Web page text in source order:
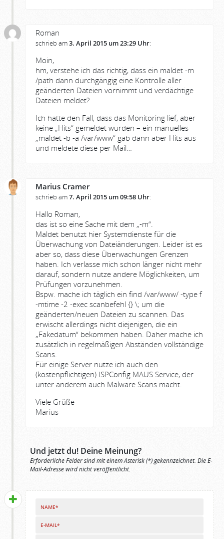
Roman
schrieb am3. April 2015 um 23:29 Uhr:
Moin,
hm, verstehe ich das richtig, dass ein maldet -m
/path dann durchgängig eine Kontrolle aller
geänderten Dateien vornimmt und verdächtige
Dateien meldet?
Ich hatte den Fall, dass das Monitoring lief, aber
keine „Hits“ gemeldet wurden – ein manuelles
„maldet -b -a /var/www“ gab dann aber Hits aus
und meldete diese per Mail…
Marius Cramer
schrieb am7. April 2015 um 09:58 Uhr:
Hallo Roman,
das ist so eine Sache mit dem „-m“.
Maldet benutzt hier Systemdienste für die
Überwachung von Dateiänderungen. Leider ist es
aber so, dass diese Überwachungen Grenzen
haben. Ich verlasse mich schon länger nicht mehr
darauf, sondern nutze andere Möglichkeiten, um
Prüfungen vorzunehmen.
Bspw. mache ich täglich ein find /var/www/ -type f
-mtime -2 -exec scanbefehl {} \; um die
geänderten/neuen Dateien zu scannen. Das
erwischt allerdings nicht diejenigen, die ein
„Fakedatum“ bekommen haben. Daher mache ich
zusätzlich in regelmäßigen Abständen vollständige
Scans.
Für einige Server nutze ich auch den
(kostenpflichtigen) ISPConfig MAUS Service, der
unter anderem auch Malware Scans macht.
Viele Grüße
Marius
Und jetzt du! Deine Meinung?
Erforderliche Felder sind mit einem Asterisk (*) gekennzeichnet. Die E-
Mail-Adresse wird nicht veröffentlicht.
NAME*
E-MAIL*